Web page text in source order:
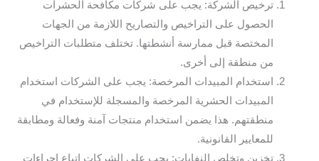
ترخيص الشركة: يجب على شركات مكافحة الحشرات
الحصول على التراخيص والتصاريح اللازمة من الجهات
المختصة قبل ممارسة أنشطتها. تختلف متطلبات التراخيص
من منطقة إلى أخرى.
استخدام المبيدات المرخصة: يجب على الشركات استخدام
المبيدات الحشرية المرخصة والمسجلة للإستخدام في
منطقتهم. هذا يضمن استخدام منتجات آمنة وفعالة ومطابقة
للمعايير القانونية.
تخزين وتخلص النفايات: يجب على الشركات اتباع إجراءات